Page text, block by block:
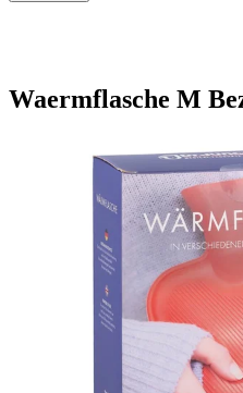
Waermflasche M